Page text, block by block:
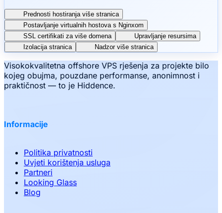
Prednosti hostiranja više stranica
Postavljanje virtualnih hostova s Nginxom
SSL certifikati za više domena
Upravljanje resursima
Izolacija stranica
Nadzor više stranica
Visokokvalitetna offshore VPS rješenja za projekte bilo
kojeg obujma, pouzdane performanse, anonimnost i
praktičnost — to je Hiddence.
Informacije
Politika privatnosti
Uvjeti korištenja usluga
Partneri
Looking Glass
Blog